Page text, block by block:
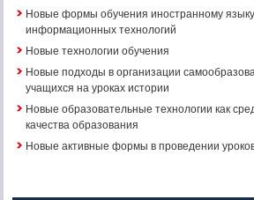
Новые формы обучения иностранному
информационных технологий
Новые технологии обучения
Новые подходы в организации
учащихся на уроках истории
Новые образовательные технологии как
качества образования
Новые активные формы в проведении уроков